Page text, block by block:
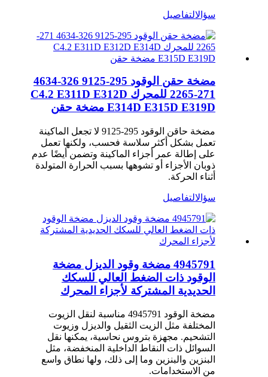
سؤالالتفاصيل
مضخة حقن الوقود 295-9125 326-4634
271-2265 للمحرك C4.2 E311D E312D
E314D E315D E319D مضخة حقن
مضخة حاقن الوقود 295-9125 لا تجعل الماكينة
تعمل بشكل أكثر سلاسة فحسب، ولكنها تعمل
على إطالة عمر أجزاء الماكينة وتضمن أيضًا عدم
ذوبان الأجزاء أو تشوهها بسبب الحرارة المتولدة
أثناء الحركة.
سؤالالتفاصيل
4945791 مضخة وقود الديزل مضخة
الوقود ذات الضغط العالي للسكك
الحديدية المشتركة لأجزاء المحرك
مضخة الوقود 4945791 مناسبة لنقل الزيوت
المختلفة مثل الزيت الثقيل والديزل وزيوت
التشحيم. مجهزة بتروس نحاسية، يمكنها نقل
السوائل ذات النقاط الداخلية المنخفضة، مثل
البنزين والبنزين وما إلى ذلك، ولها نطاق واسع
من الاستخدامات.